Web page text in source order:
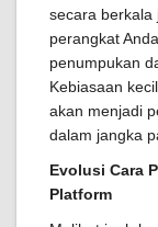
secara berkala
perangkat
penumpukan
Kebiasaan
akan menjadi
dalam jangka
Evolusi Cara
Platform